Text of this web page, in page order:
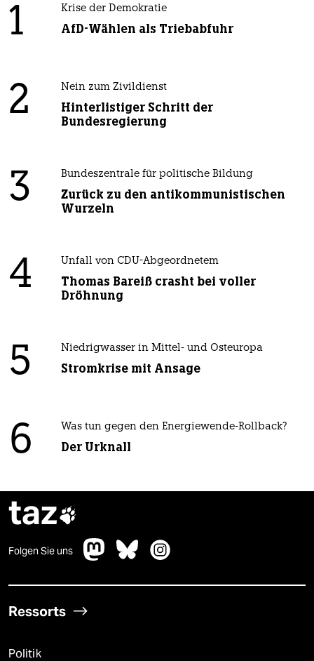
1 Krise der Demokratie
AfD-Wählen als Triebabfuhr
2 Nein zum Zivildienst
Hinterlistiger Schritt der
Bundesregierung
3 Bundeszentrale für politische Bildung
Zurück zu den antikommunistischen
Wurzeln
4 Unfall von CDU-Abgeordnetem
Thomas Bareiß crasht bei voller
Dröhnung
5 Niedrigwasser in Mittel- und Osteuropa
Stromkrise mit Ansage
6 Was tun gegen den Energiewende-Rollback?
Der Urknall
taz
Folgen Sie uns
Ressorts
Politik